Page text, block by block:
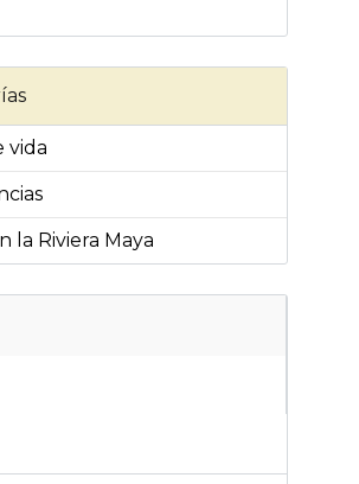
vida
la Riviera Maya